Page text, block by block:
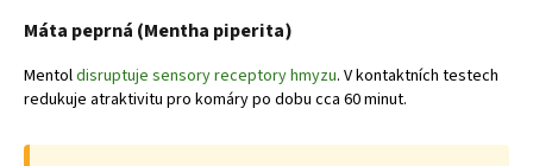
Máta peprná (Mentha piperita)
Mentoldisruptuje sensory receptory hmyzu. V kontaktních testech
redukuje atraktivitu pro komáry po dobu cca 60 minut.